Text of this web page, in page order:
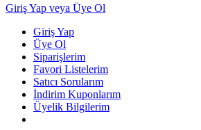
Giriş Yap veya Üye Ol
Giriş Yap
Üye Ol
Siparişlerim
Favori Listelerim
Satıcı Sorularım
İndirim Kuponlarım
Üyelik Bilgilerim